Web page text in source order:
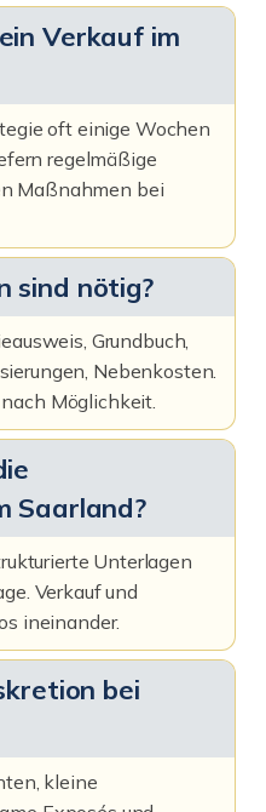
Verkauf im
oft einige Wochen
regelmäßige
Maßnahmen bei
sind nötig?
Grundbuch,
Nebenkosten.
Möglichkeit.
Saarland?
Unterlagen
Verkauf und
ineinander.
bei
kleine